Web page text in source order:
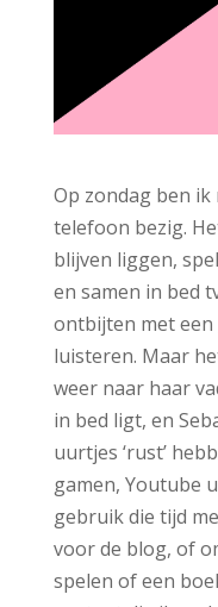
Op zondag ben
telefoon bezig.
blijven liggen,
en samen in bed
ontbijten met een
luisteren. Maar
weer naar haar
in bed ligt, en
uurtjes ‘rust’
gamen, Youtube
gebruik die tijd
voor de blog, of
spelen of een